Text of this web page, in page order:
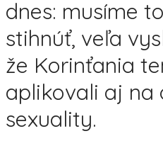
dnes: musíme
stihnúť, veľa
že Korinťania
aplikovali aj na
sexuality.